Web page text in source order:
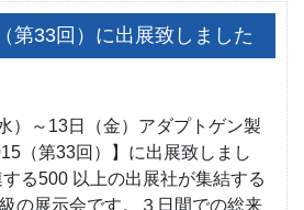
第33回）に出展致しました
）～13日（金）アダプトゲン製
（第33回）】に出展致しまし
る500 以上の出展社が集結する
の展示会です。３日間での総来